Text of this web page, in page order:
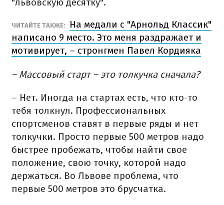
ЧИТАЙТЕ ТАКЖЕ:
На медали с "Арнольд Классик"
написано 9 место. Это меня раздражает и
мотивирует, – стронгмен Павел Кордияка
– Массовый старт – это толкучка сначала?
– Нет. Иногда на стартах есть, что кто-то
тебя толкнул. Профессиональных
спортсменов ставят в первые ряды и нет
толкучки. Просто первые 500 метров надо
быстрее пробежать, чтобы найти свое
положение, свою точку, которой надо
держаться. Во Львове проблема, что
первые 500 метров это брусчатка.